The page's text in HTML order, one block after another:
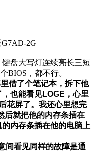
G7AD-2G
键盘大写灯连续亮长三短
BIOS，都不行。
借了个笔记本，拆下他
也能看见LOGE，心里
花屏了。我还心里想完
后就把他的内存条插在
内存条插在他的电脑上
间看见同样的故障是通